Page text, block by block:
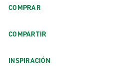
COMPRAR
COMPARTIR
INSPIRACIÓN